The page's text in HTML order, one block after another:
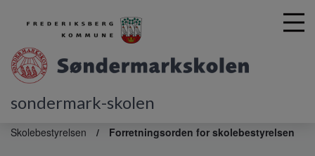
sondermark-skolen
Skolebestyrelsen Forretningsorden for skolebestyrelsen